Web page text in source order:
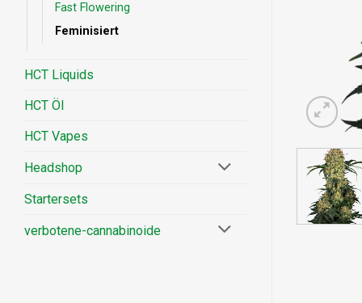
Fast Flowering
Feminisiert
HCT Liquids
HCT Öl
HCT Vapes
Headshop
Startersets
verbotene-cannabinoide